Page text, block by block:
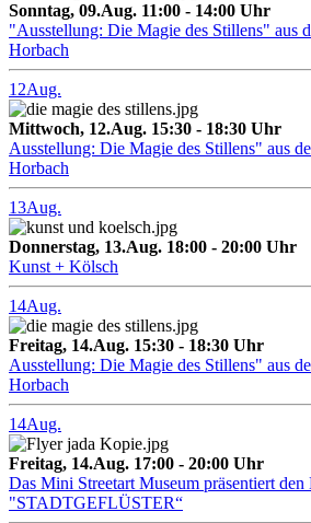
Sonntag, 09.Aug. 11:00 - 14:00 Uhr
"Ausstellung: Die Magie des Stillens" aus
Horbach
12Aug.
Mittwoch, 12.Aug. 15:30 - 18:30 Uhr
Ausstellung: Die Magie des Stillens" aus
Horbach
13Aug.
Donnerstag, 13.Aug. 18:00 - 20:00 Uhr
Kunst + Kölsch
14Aug.
Freitag, 14.Aug. 15:30 - 18:30 Uhr
Ausstellung: Die Magie des Stillens" aus
Horbach
14Aug.
Freitag, 14.Aug. 17:00 - 20:00 Uhr
Das Mini Streetart Museum präsentiert
"STADTGEFLÜSTER“